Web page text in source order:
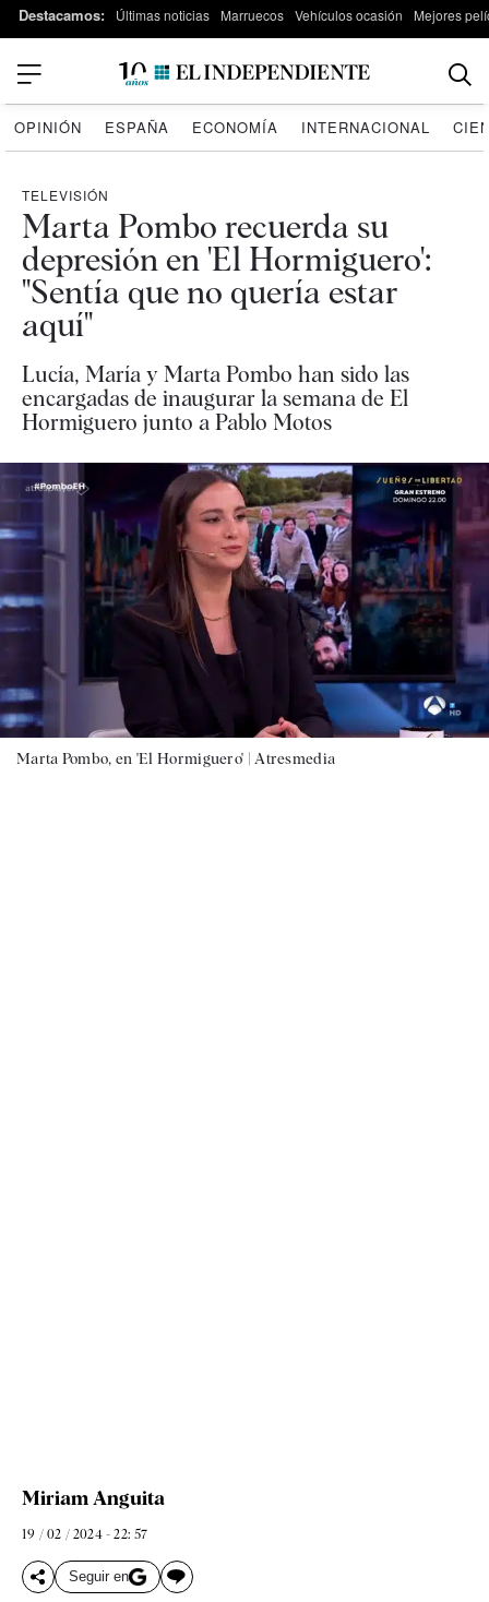
Destacamos: Últimas noticias Marruecos Vehículos ocasión Mejores
OPINIÓN ESPAÑA ECONOMÍA INTERNACIONAL
TELEVISIÓN
Marta Pombo recuerda su
depresión en 'El Hormiguero':
"Sentía que no quería estar
aquí"
Lucía, María y Marta Pombo han sido las
encargadas de inaugurar la semana de El
Hormiguero junto a Pablo Motos
Marta Pombo, en 'El Hormiguero' | Atresmedia
Miriam Anguita
19 / 02 / 2024 - 22: 57
Seguir en